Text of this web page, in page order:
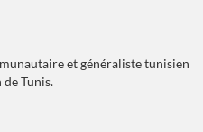
et généraliste tunisien
Tunis.